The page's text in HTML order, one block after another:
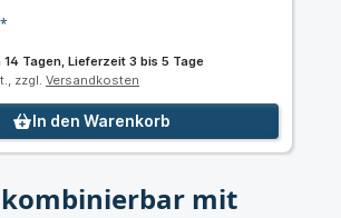
*
Tagen, Lieferzeit 3 bis 5 Tage
zzgl. Versandkosten
In den Warenkorb
mit